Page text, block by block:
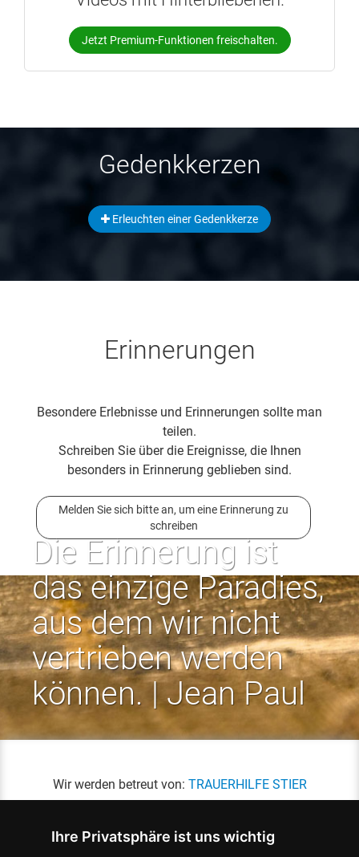
Ihre Privatsphäre ist uns wichtig
Jetzt Premium-Funktionen freischalten.
Gedenkkerzen
Erleuchten einer Gedenkkerze
Erinnerungen
Besondere Erlebnisse und Erinnerungen sollte man
teilen.
Schreiben Sie über die Ereignisse, die Ihnen
besonders in Erinnerung geblieben sind.
Melden Sie sich bitte an, um eine Erinnerung zu
schreiben
Die Erinnerung ist
das einzige Paradies,
aus dem wir nicht
vertrieben werden
können. | Jean Paul
Wir werden betreut von: TRAUERHILFE STIER